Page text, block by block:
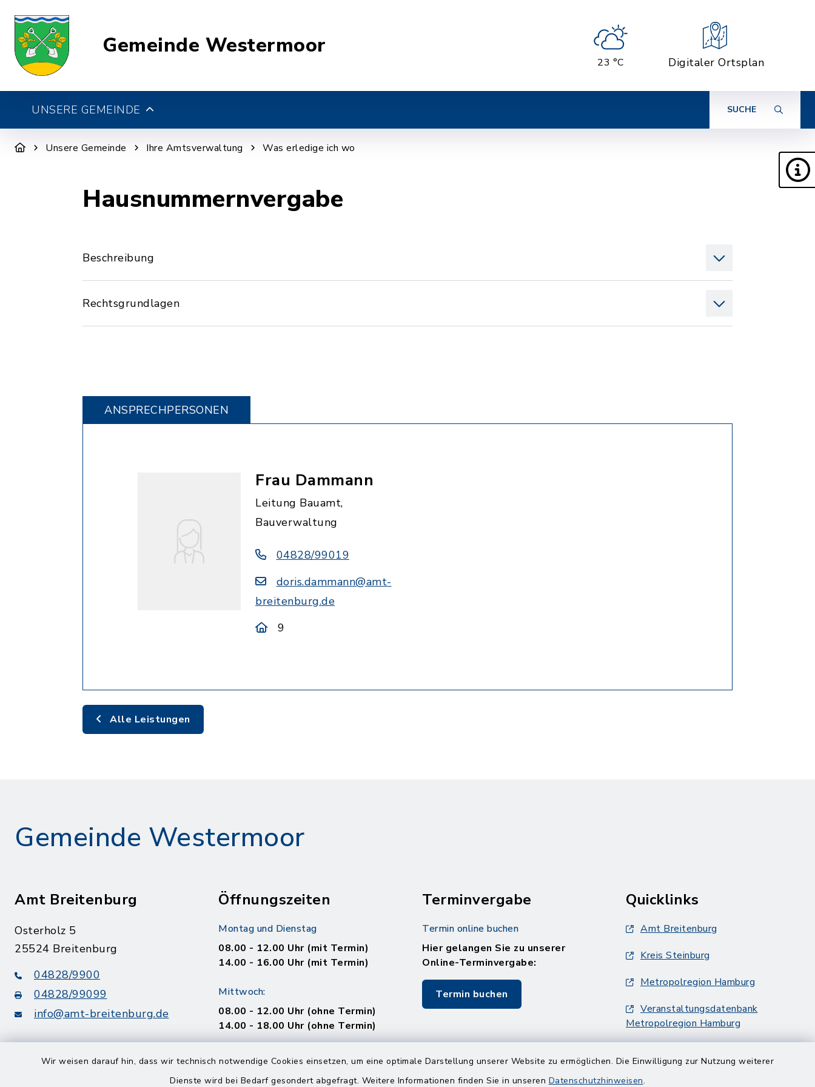
Wir weisen darauf hin, dass wir technisch notwendige Cookies einsetzen, um eine optimale Darstellung unserer Website zu ermöglichen. Die Einwilligung zur Nutzung weiterer
Dienste wird bei Bedarf gesondert abgefragt. Weitere Informationen finden Sie in unseren Datenschutzhinweisen.
Gemeinde Westermoor
23 °C Digitaler Ortsplan
UNSERE GEMEINDE SUCHE
Unsere Gemeinde Ihre Amtsverwaltung Was erledige ich wo
Hausnummernvergabe
Beschreibung
Rechtsgrundlagen
ANSPRECHPERSONEN
Frau Dammann
Leitung Bauamt,
Bauverwaltung
04828/99019
doris.dammann@amt-
breitenburg.de
9
Alle Leistungen
Gemeinde Westermoor
Amt Breitenburg
Osterholz 5
25524 Breitenburg
04828/9900
04828/99099
info@amt-breitenburg.de
Öffnungszeiten
Montag und Dienstag
08.00 - 12.00 Uhr (mit Termin)
14.00 - 16.00 Uhr (mit Termin)
Mittwoch:
08.00 - 12.00 Uhr (ohne Termin)
14.00 - 18.00 Uhr (ohne Termin)
Donnerstag:
geschlossen
Terminvergabe
Termin online buchen
Hier gelangen Sie zu unserer
Online-Terminvergabe:
Termin buchen
Quicklinks
Amt Breitenburg
Kreis Steinburg
Metropolregion Hamburg
Veranstaltungsdatenbank
Metropolregion Hamburg